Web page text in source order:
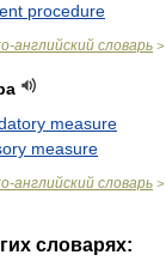
procedure
английский словарь >
measure
measure
английский словарь >
словарях: